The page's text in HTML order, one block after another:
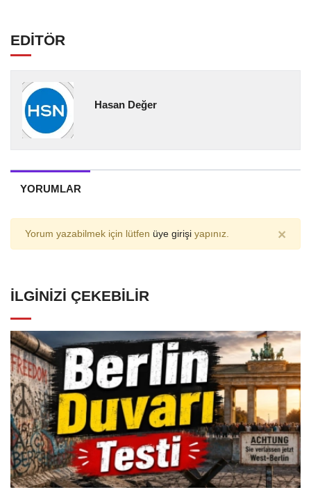
EDİTÖR
Hasan Değer
YORUMLAR
Yorum yazabilmek için lütfen üye girişi yapınız. ×
İLGINIZI ÇEKEBILIR